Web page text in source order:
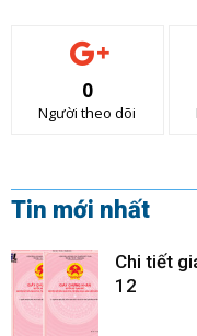
0
Người theo dõi
Tin mới nhất
Chi tiết
12